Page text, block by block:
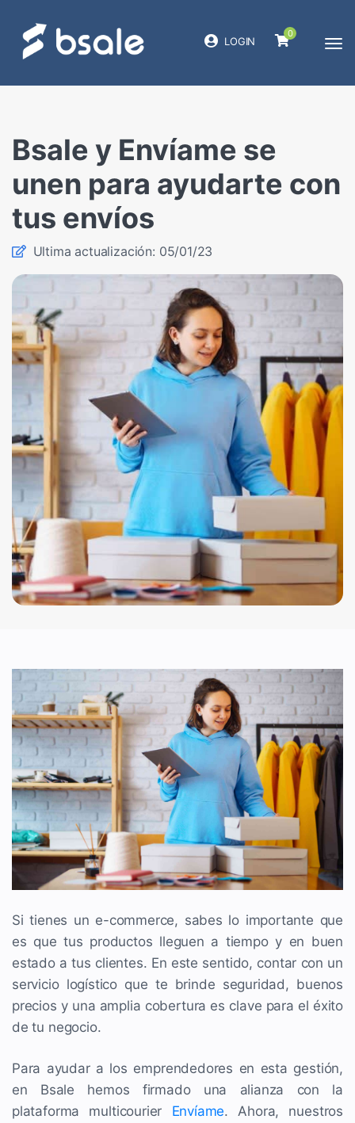
LOGIN
0
Bsale y Envíame se
unen para ayudarte con
tus envíos
Ultima actualización: 05/01/23
Si tienes un e-commerce, sabes lo importante que
es que tus productos lleguen a tiempo y en buen
estado a tus clientes. En este sentido, contar con un
servicio logístico que te brinde seguridad, buenos
precios y una amplia cobertura es clave para el éxito
de tu negocio.
Para ayudar a los emprendedores en esta gestión,
en Bsale hemos firmado una alianza con la
plataforma multicourier Envíame. Ahora, nuestros